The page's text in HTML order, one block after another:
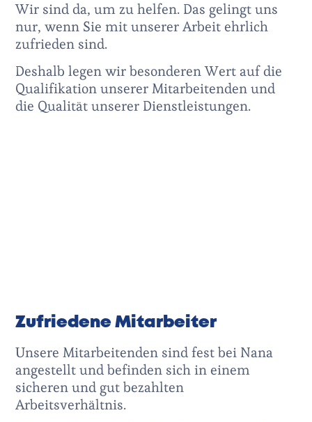
Wir sind da, um zu helfen. Das gelingt uns
nur, wenn Sie mit unserer Arbeit ehrlich
zufrieden sind.
Deshalb legen wir besonderen Wert auf die
Qualifikation unserer Mitarbeitenden und
die Qualität unserer Dienstleistungen.
Zufriedene Mitarbeiter
Unsere Mitarbeitenden sind fest bei Nana
angestellt und befinden sich in einem
sicheren und gut bezahlten
Arbeitsverhältnis.